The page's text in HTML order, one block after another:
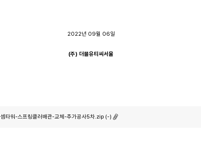
2022년 09월 06일
(주) 더블유티씨서울
셈타워-스프링클러배관-교체-추가공사5차.zip (-)